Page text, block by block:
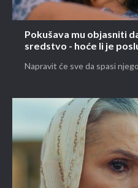
Pokušava mu objasniti
sredstvo - hoće li je
Napravit će sve da spasi